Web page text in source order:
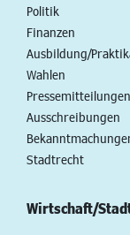
Politik
Finanzen
Ausbildung/
Wahlen
Pressemitteilungen
Ausschreibungen
Stadtrecht
Wirtschaft/